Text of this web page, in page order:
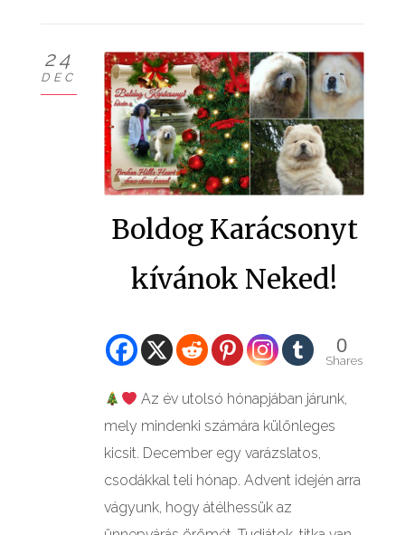
24
DEC
Boldog Karácsonyt
kívánok Neked!
0
Shares
Az év utolsó hónapjában járunk,
mely mindenki számára különleges
kicsit. December egy varázslatos,
csodákkal teli hónap. Advent idején arra
vágyunk, hogy átélhessük az